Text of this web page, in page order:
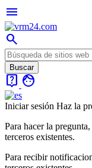
menu
search
live_help face
Iniciar sesión Haz la
Para hacer la
terceros existentes.
Para recibir